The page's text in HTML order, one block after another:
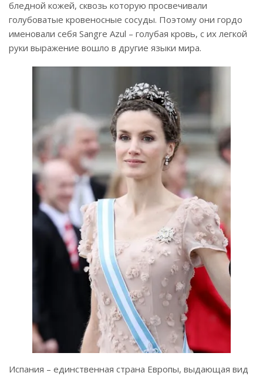
бледной кожей, сквозь которую просвечивали
голубоватые кровеносные сосуды. Поэтому они гордо
именовали себя Sangre Azul – голубая кровь, с их легкой
руки выражение вошло в другие языки мира.
Испания – единственная страна Европы, выдающая вид